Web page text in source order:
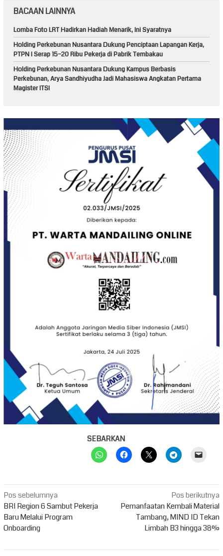
BACAAN LAINNYA
Lomba Foto LRT Hadirkan Hadiah Menarik, Ini Syaratnya
Holding Perkebunan Nusantara Dukung Penciptaan Lapangan Kerja,
PTPN I Serap 15–20 Ribu Pekerja di Pabrik Tembakau
Holding Perkebunan Nusantara Dukung Kampus Berbasis
Perkebunan, Arya Sandhiyudha Jadi Mahasiswa Angkatan Pertama
Magister ITSI
SEBARKAN
Navigasi
pos
Pos sebelumnya
BRI Region 6 Sambut Pekerja
Baru Melalui Program
Onboarding
Pos berikutnya
Pemanfaatan Kembali Material
Tambang, MIND ID Tekan
Limbah B3 hingga 38%